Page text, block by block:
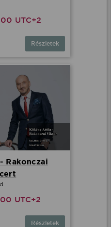
UTC+2
Részletek
Rakonczai
UTC+2
Részletek